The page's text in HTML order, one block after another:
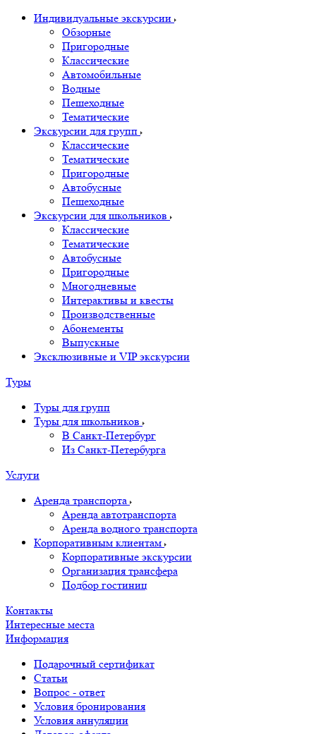
Индивидуальные экскурсии
Обзорные
Пригородные
Классические
Автомобильные
Водные
Пешеходные
Тематические
Экскурсии для групп
Классические
Тематические
Пригородные
Автобусные
Пешеходные
Экскурсии для школьников
Классические
Тематические
Автобусные
Пригородные
Многодневные
Интерактивы и квесты
Производственные
Абонементы
Выпускные
Эксклюзивные и VIP экскурсии
Туры
Туры для групп
Туры для школьников
В Санкт-Петербург
Из Санкт-Петербурга
Услуги
Аренда транспорта
Аренда автотранспорта
Аренда водного транспорта
Корпоративным клиентам
Корпоративные экскурсии
Организация трансфера
Подбор гостиниц
Контакты
Интересные места
Информация
Подарочный сертификат
Статьи
Вопрос - ответ
Условия бронирования
Условия аннуляции